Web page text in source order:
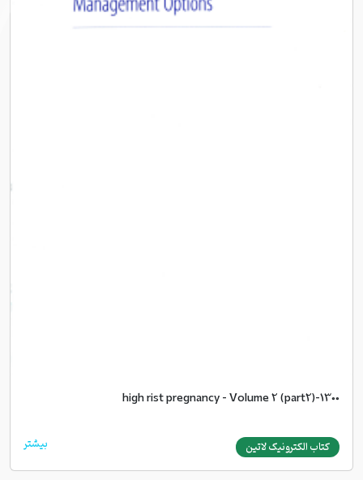
high rist pregnancy - Volume 2 (part2)-1300
کتاب الکترونیک لاتین بیشتر